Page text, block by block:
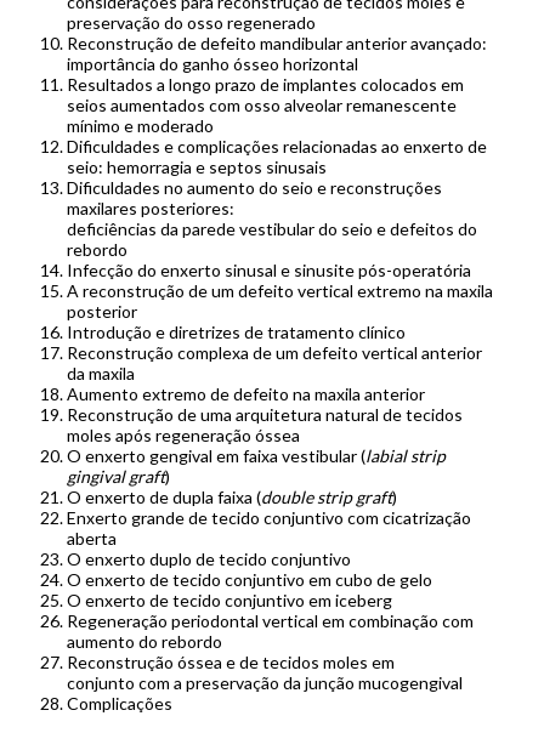
preservação do osso regenerado
Reconstrução de defeito mandibular anterior avançado:
importância do ganho ósseo horizontal
Resultados a longo prazo de implantes colocados em
seios aumentados com osso alveolar remanescente
mínimo e moderado
Dificuldades e complicações relacionadas ao enxerto de
seio: hemorragia e septos sinusais
Dificuldades no aumento do seio e reconstruções
maxilares posteriores:
deficiências da parede vestibular do seio e defeitos do
rebordo
Infecção do enxerto sinusal e sinusite pós-operatória
A reconstrução de um defeito vertical extremo na maxila
posterior
Introdução e diretrizes de tratamento clínico
Reconstrução complexa de um defeito vertical anterior
da maxila
Aumento extremo de defeito na maxila anterior
Reconstrução de uma arquitetura natural de tecidos
moles após regeneração óssea
O enxerto gengival em faixa vestibular (labial strip
gingival graft)
O enxerto de dupla faixa (double strip graft)
Enxerto grande de tecido conjuntivo com cicatrização
aberta
O enxerto duplo de tecido conjuntivo
O enxerto de tecido conjuntivo em cubo de gelo
O enxerto de tecido conjuntivo em iceberg
Regeneração periodontal vertical em combinação com
aumento do rebordo
Reconstrução óssea e de tecidos moles em
conjunto com a preservação da junção mucogengival
Complicações